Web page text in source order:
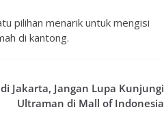
pilihan menarik untuk mengisi
di kantong.
Jakarta, Jangan Lupa Kunjungi
Ultraman di Mall of Indonesia